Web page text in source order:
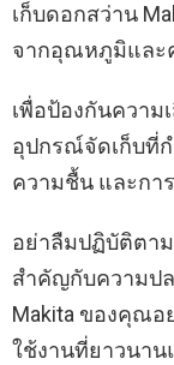
เก็บดอกสว่าน
จากอุณหภูมิและ
เพื่อป้องกันความ
อุปกรณ์จัดเก็บที่
ความชื้น และกา
อย่าลืมปฏิบัติตาม
สำคัญกับความป
Makita ของคุณอ
ใช้งานที่ยาวนาน